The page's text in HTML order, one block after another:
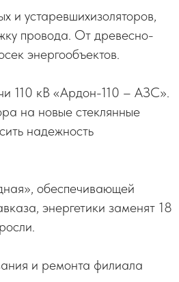
и устаревшихизоляторов,
провода. От древесно-
энергообъектов.
110 кВ «Ардон-110 – АЗС».
на новые стеклянные
надежность
обеспечивающей
энергетики заменят 18
и ремонта филиала